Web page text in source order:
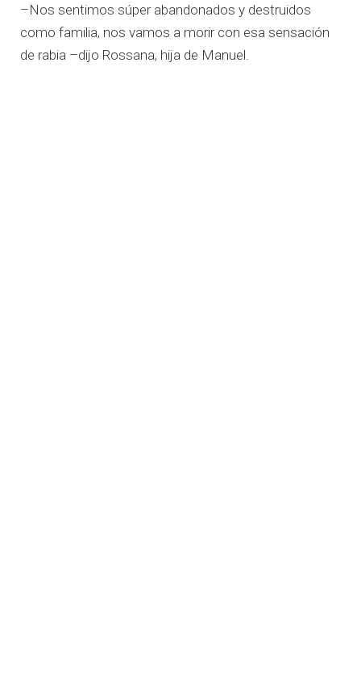
–Nos sentimos súper abandonados y destruidos
como familia, nos vamos a morir con esa sensación
de rabia –dijo Rossana, hija de Manuel.